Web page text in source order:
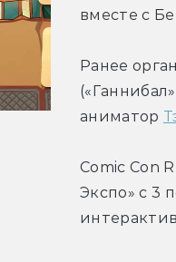
вместе с
Ранее
аниматор
Comic Con
Экспо» с 3